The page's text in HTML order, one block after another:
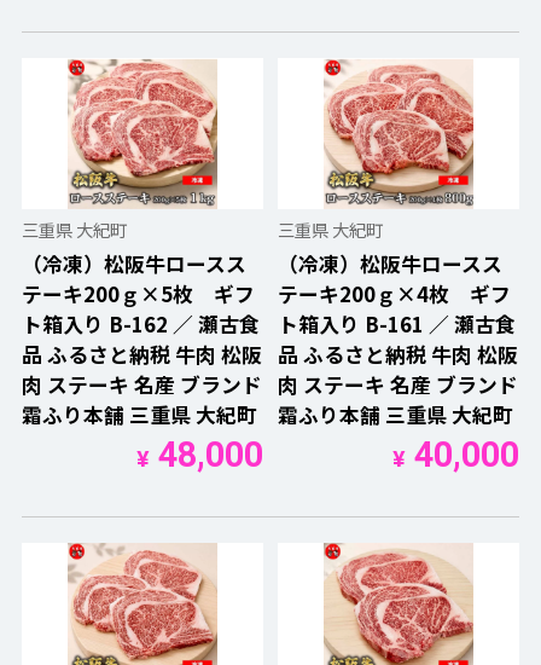
三重県 大紀町
（冷凍）松阪牛ロースス
テーキ200ｇ×5枚 ギフ
ト箱入り B-162 ／ 瀬古食
品 ふるさと納税 牛肉 松阪
肉 ステーキ 名産 ブランド
霜ふり本舗 三重県 大紀町
¥48,000
三重県 大紀町
（冷凍）松阪牛ロースス
テーキ200ｇ×4枚 ギフ
ト箱入り B-161 ／ 瀬古食
品 ふるさと納税 牛肉 松阪
肉 ステーキ 名産 ブランド
霜ふり本舗 三重県 大紀町
¥40,000